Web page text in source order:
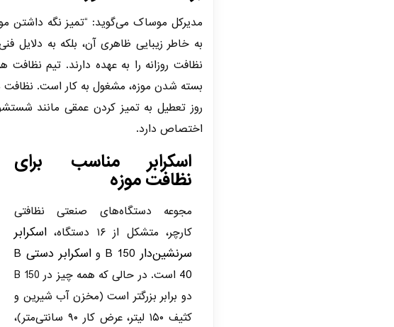
مدیرکل موساک می‌گوید: “تمیز نگه داشتن
نظافت‌ روزانه را به عهده دارند. تیم
بسته شدن موزه، مشغول به کار است. نظافت
روز تعطیل به تمیز کردن عمقی مانند
اختصاص دارد.
اسکرابر مناسب برای
نظافت موزه
مجوعه دستگاه‌های صنعتی نظافتی
کارچر، متشکل از ۱۶ دستگاه،
اسکرابر
سرنشین‌دار B 150
و
اسکرابر دستی B
40
است. در حالی که همه چیز در B 150
دو برابر بزرگتر است (مخزن آب شیرین و
کثیف ۱۵۰ لیتر، عرض کار ۹۰ سانتی‌متر)،